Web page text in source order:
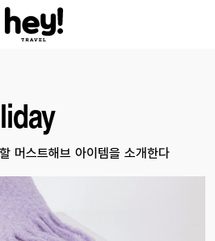
머스트해브 아이템을 소개한다